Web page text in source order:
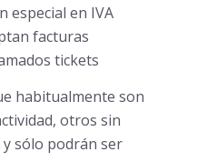
especial en IVA
facturas
tickets
habitualmente son
otros sin
sólo podrán ser